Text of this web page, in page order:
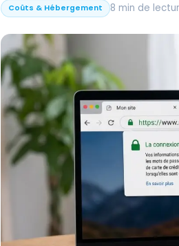
Coûts & Hébergement 8 min de